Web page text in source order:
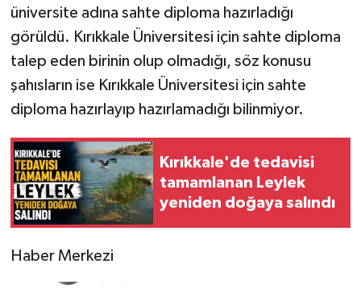
üniversite adına sahte diploma hazırladığı
görüldü. Kırıkkale Üniversitesi için sahte diploma
talep eden birinin olup olmadığı, söz konusu
şahısların ise Kırıkkale Üniversitesi için sahte
diploma hazırlayıp hazırlamadığı bilinmiyor.
Kırıkkale'de tedavisi
tamamlanan Leylek
yeniden doğaya salındı
Haber Merkezi